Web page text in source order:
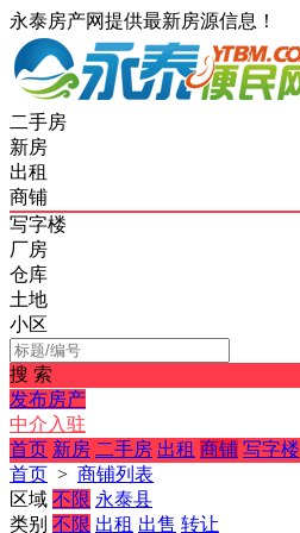
永泰房产网提供最新房源信息！
二手房
新房
出租
商铺
写字楼
厂房
仓库
土地
小区
搜 索
发布房产
中介入驻
首页 新房 二手房 出租 商铺 写字楼
首页 > 商铺列表
区域 不限 永泰县
类别 不限 出租 出售 转让